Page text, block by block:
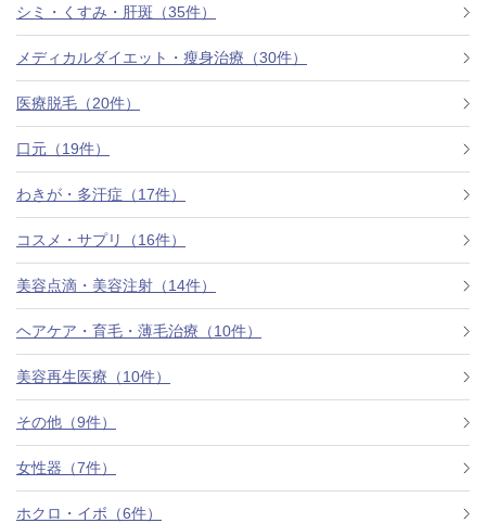
初めての方へ
お悩みで探す
医師紹介
アクセス
西梅田から徒歩2分
ついて
シミ・くすみ・肝斑（35件）
メディカルダイエット・瘦身治療（30件）
医療脱毛（20件）
口元（19件）
わきが・多汗症（17件）
コスメ・サプリ（16件）
美容点滴・美容注射（14件）
ヘアケア・育毛・薄毛治療（10件）
美容再生医療（10件）
その他（9件）
女性器（7件）
ホクロ・イボ（6件）